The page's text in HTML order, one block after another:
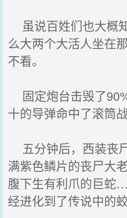
虽说百姓们也大概
么大两个大活人坐在
不看。
固定炮台击毁了
十的导弹命中了滚筒
五分钟后，西装丧
满紫色鳞片的丧尸大
腹下生有利爪的巨蛇
经进化到了传说中的